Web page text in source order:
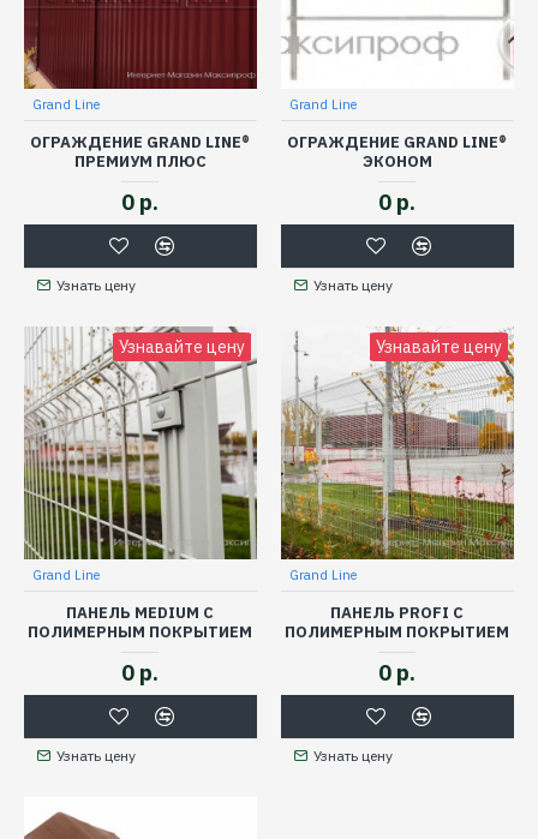
Grand Line
ОГРАЖДЕНИЕ GRAND LINE®
ПРЕМИУМ ПЛЮС
0 р.
Узнать цену
Grand Line
ОГРАЖДЕНИЕ GRAND LINE®
ЭКОНОМ
0 р.
Узнать цену
Узнавайте цену
Grand Line
ПАНЕЛЬ MEDIUM С
ПОЛИМЕРНЫМ ПОКРЫТИЕМ
0 р.
Узнать цену
Узнавайте цену
Grand Line
ПАНЕЛЬ PROFI С
ПОЛИМЕРНЫМ ПОКРЫТИЕМ
0 р.
Узнать цену